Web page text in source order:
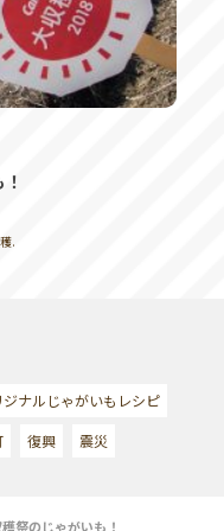
.
ジナルじゃがいもレシピ
復興 震災
祭のじゃがいも！